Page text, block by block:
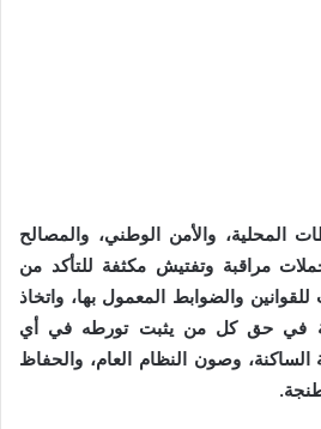
المحلية، والأمن الوطني، والمصالح
حملات مراقبة وتفتيش مكثفة للتأكد من
والضوابط المعمول بها، واتخاذ
في حق كل من يثبت تورطه في أي
وصون النظام العام، والحفاظ